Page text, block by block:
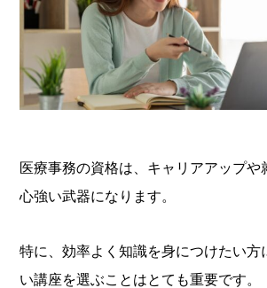
医療事務の資格は、キャリアアップや
心強い武器になります。
特に、効率よく知識を身につけたい方
い講座を選ぶことはとても重要です。